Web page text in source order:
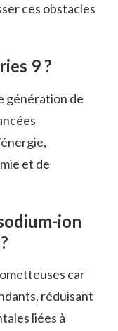
ces obstacles
9 ?
génération de
et de
ion
car
réduisant
liées à